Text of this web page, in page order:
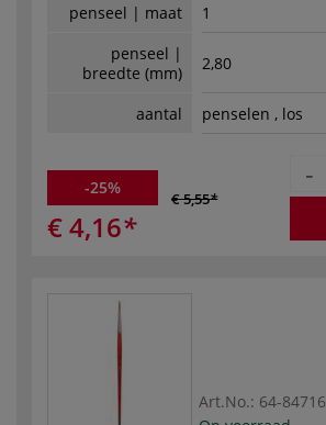
penseel | maat
1
penseel |
breedte (mm)
2,80
aantal penselen , los
-25%
€ 5,55
€ 4,16
-
Art.No.: 64-84716